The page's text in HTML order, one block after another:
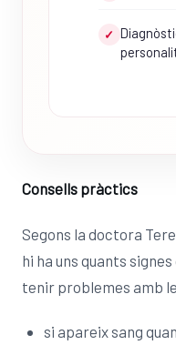
✓
Consells pràctics
Segons la doctora
hi ha uns quants
tenir problemes amb
si apareix sang